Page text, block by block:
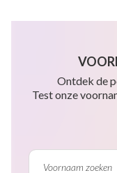
Ontdek de
Test onze